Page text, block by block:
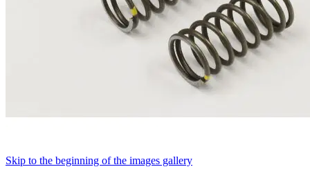
Skip to the beginning of the images gallery